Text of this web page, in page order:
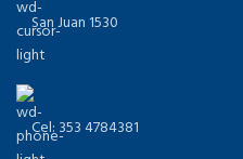
San Juan 1530
Cel: 353 4784381